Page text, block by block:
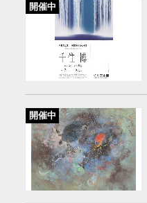
開催中
開催中